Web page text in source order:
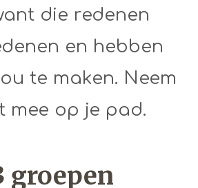
die redenen
en hebben
te maken. Neem
mee op je pad.
groepen